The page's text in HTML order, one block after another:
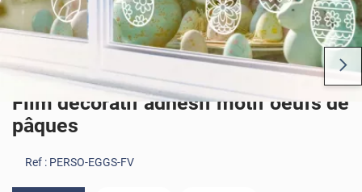
Film décoratif adhésif motif oeufs de
pâques
Ref : PERSO-EGGS-FV